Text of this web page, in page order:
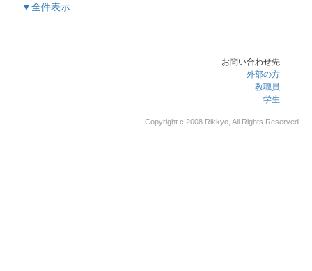
▼全件表示
お問い合わせ先
外部の方
教職員
学生
Copyright c 2008 Rikkyo, All Rights Reserved.